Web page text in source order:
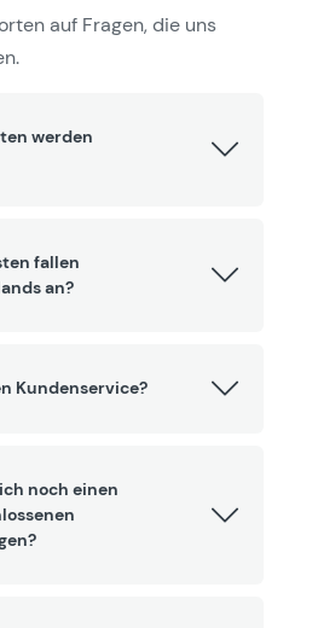
auf Fragen, die uns
werden
fallen
an?
Kundenservice?
noch einen